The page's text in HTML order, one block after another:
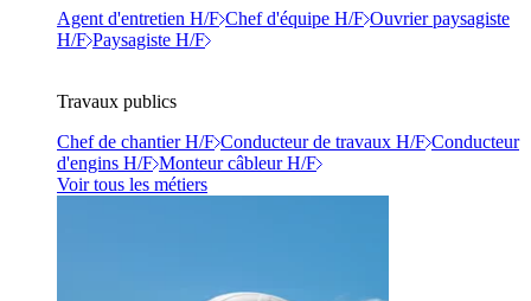
Agent d'entretien H/F Chef d'équipe H/F Ouvrier paysagiste
H/F Paysagiste H/F
Travaux publics
Chef de chantier H/F Conducteur de travaux H/F Conducteur
d'engins H/F Monteur câbleur H/F
Voir tous les métiers